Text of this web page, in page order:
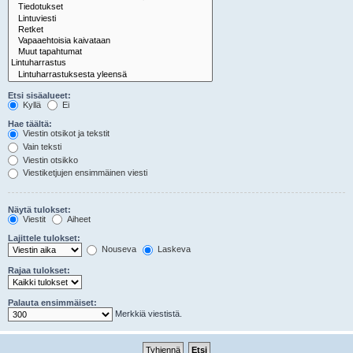
Etsi sisäalueet:
Kyllä
Ei
Hae täältä:
Viestin otsikot ja tekstit
Vain teksti
Viestin otsikko
Viestiketjujen ensimmäinen viesti
Näytä tulokset:
Viestit
Aiheet
Lajittele tulokset:
Nouseva
Laskeva
Rajaa tulokset:
Palauta ensimmäiset:
Merkkiä viestistä.